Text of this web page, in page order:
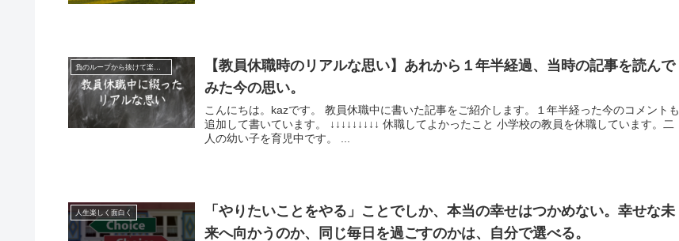
負のループから抜けて楽になる
【教員休職時のリアルな思い】あれから１年半経過、当時の記事を読んで
みた今の思い。
こんにちは。kazです。 教員休職中に書いた記事をご紹介します。１年半経った今のコメントも
追加して書いています。 ↓↓↓↓↓↓↓↓↓ 休職してよかったこと 小学校の教員を休職しています。二
人の幼い子を育児中です。 ...
人生楽しく面白く
「やりたいことをやる」ことでしか、本当の幸せはつかめない。幸せな未
来へ向かうのか、同じ毎日を過ごすのかは、自分で選べる。